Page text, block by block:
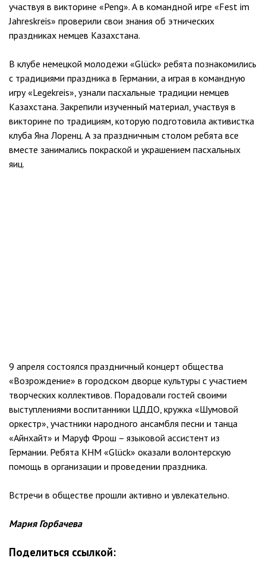
участвуя в викторине «Peng». А в командной игре «Fest im
Jahreskreis» проверили свои знания об этнических
праздниках немцев Казахстана.
В клубе немецкой молодежи «Glück» ребята познакомились
с традициями праздника в Германии, а играя в командную
игру «Legekreis», узнали пасхальные традиции немцев
Казахстана. Закрепили изученный материал, участвуя в
викторине по традициям, которую подготовила активистка
клуба Яна Лоренц. А за праздничным столом ребята все
вместе занимались покраской и украшением пасхальных
яиц.
9 апреля состоялся праздничный концерт общества
«Возрождение» в городском дворце культуры с участием
творческих коллективов. Порадовали гостей своими
выступлениями воспитанники ЦДДО, кружка «Шумовой
оркестр», участники народного ансамбля песни и танца
«Айнхайт» и Маруф Фрош – языковой ассистент из
Германии. Ребята КНМ «Glück» оказали волонтерскую
помощь в организации и проведении праздника.
Встречи в обществе прошли активно и увлекательно.
Мария Горбачева
Поделиться ссылкой: